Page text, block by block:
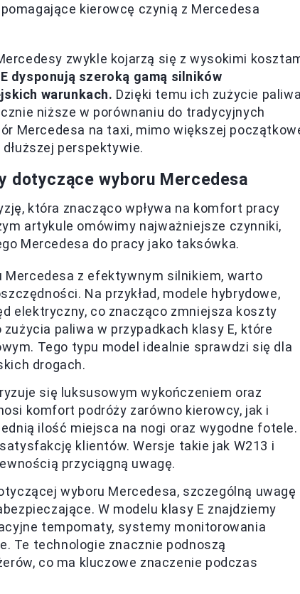
kierowcę czynią z Mercedesa
zwykle kojarzą się z wysokimi
dysponują szeroką gamą silników
warunkach. Dzięki temu ich zużycie
niższe w porównaniu do tradycyjnych
Mercedesa na taxi, mimo większej
perspektywie.
dotyczące wyboru Mercedesa
która znacząco wpływa na komfort pracy
artykule omówimy najważniejsze czynniki,
Mercedesa do pracy jako taksówka.
Mercedesa z efektywnym silnikiem, warto
Na przykład, modele hybrydowe,
elektryczny, co znacząco zmniejsza koszty
paliwa w przypadkach klasy E, które
Tego typu model idealnie sprawdzi się dla
drogach.
się luksusowym wykończeniem oraz
komfort podróży zarówno kierowcy, jak i
ilość miejsca na nogi oraz wygodne fotele.
klientów. Wersje takie jak W213 i
przyciągną uwagę.
wyboru Mercedesa, szczególną uwagę
W modelu klasy E znajdziemy
tempomaty, systemy monitorowania
Te technologie znacznie podnoszą
co ma kluczowe znaczenie podczas